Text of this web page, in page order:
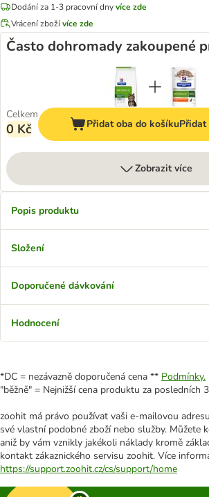
Dodání za 1-3 pracovní dnyvíce zde
Vrácení zbožívíce zde
Často dohromady zakoupené
Celkem
0 Kč Přidat oba do košíku
Zobrazit více
Popis produktu
Složení
Doporučené dávkování
Hodnocení
*DC = nezávazně doporučená cena ** Podmínky.
"běžně" = Nejnižší cena produktu za posledních
zoohit má právo používat vaši e-mailovou
své vlastní podobné zboží nebo služby. Můžete
aniž by vám vznikly jakékoli náklady kromě
kontakt zákaznického servisu zoohit. Více
https://support.zoohit.cz/cs/support/home